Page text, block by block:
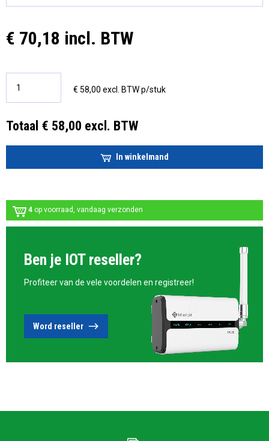
€ 70,18 incl. BTW
€ 58,00 excl. BTW p/stuk
Totaal € 58,00 excl. BTW
In winkelmand
4 op voorraad, vandaag verzonden
Ben je IOT reseller?
Profiteer van de vele voordelen en registreer!
Word reseller